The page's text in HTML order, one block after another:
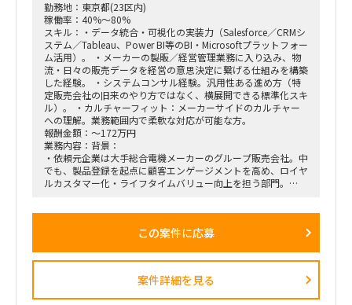
「バディAI」「AIロープレ」「ダッシュボード」等の最先端ツ
ールの要件定義から、それを現場の営業員にどう使わせるか
（行動変容設計）までの定着化支援。
支店長やトップ営業経験を持つクライアント（証券会社側）の
コアメンバーとタッグを組み、現場のリアルな知見を取り込み
ながら実効性の高い設計を行います。
勤務地：東京都(23区内)
稼働率：40%～80%
スキル：・データ統合・可視化の実装力（Salesforce／CRMシ
ステム／Tableau、Power BI等のBI・Microsoftプラットフォー
ム活用）。 ・メーカーの製販／経営管理業務に入り込み、物
流・日々の販売データを経営の意思決定に繋げる仕組みを構築
した経験。 ・システムコンサル経験。汎用性ある進め方（特
定販売会社の旧来のやり方ではなく、横展開できる標準化スキ
ル）。 ・カルチャーフィット：メーカーサイドのカルチャー
への理解。業務範囲内で柔軟な対応が可能な方。
報酬金額：～172万円
業務内容：背景：
・依頼元企業は大手総合電機メーカーのグループ販売会社。中
でも、製品登録を起点に顧客エンゲージメントを高め、ロイヤ
ルカスタマー化・ライフタイムバリュー向上を担う部門。
クト＝ヘッドホン・スピーカー等）を担当し、新規ビジネスの
・新規開発と既存カテゴリービジネスを限られたリソースで回
不可欠。だがその専門人材が社内におらず、既存メンバーが兼
務で対応。
この案件に応募
案件詳細を見る